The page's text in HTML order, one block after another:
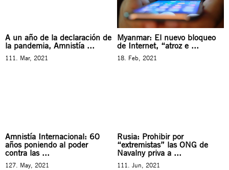
A un año de la declaración de
la pandemia, Amnistía ...
111. Mar, 2021
Myanmar: El nuevo bloqueo
de Internet, “atroz e ...
18. Feb, 2021
Amnistía Internacional: 60
años poniendo al poder
contra las ...
127. May, 2021
Rusia: Prohibir por
“extremistas” las ONG de
Navalny priva a ...
111. Jun, 2021